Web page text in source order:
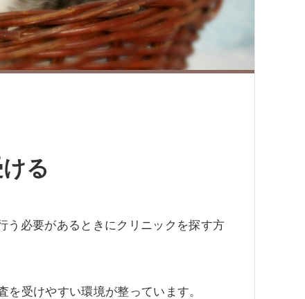
る
う必要があるときにクリニックを探す方
受けやすい環境が整っています。